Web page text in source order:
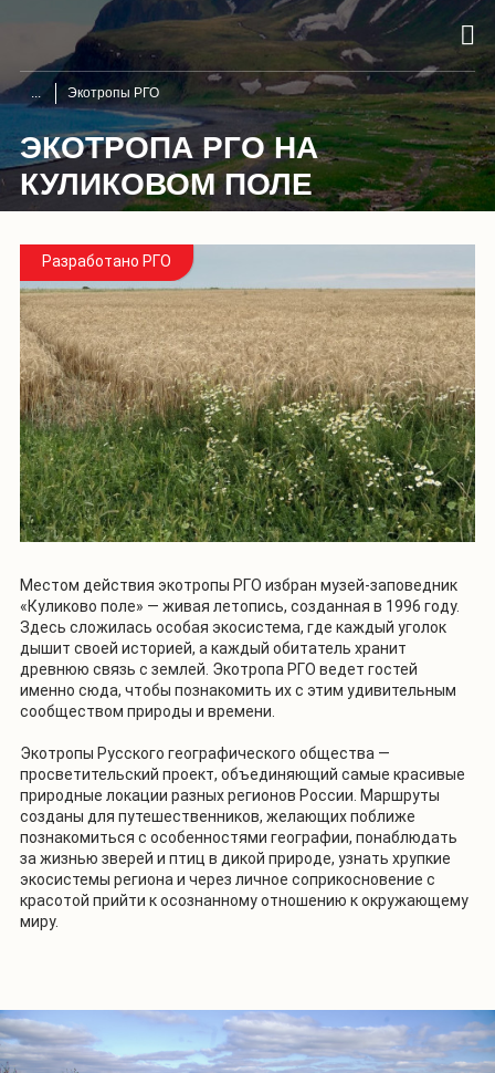
Экотропы РГО
ЭКОТРОПА РГО НА
КУЛИКОВОМ ПОЛЕ
Разработано РГО
Местом действия экотропы РГО избран музей-заповедник
«Куликово поле» — живая летопись, созданная в 1996 году.
Здесь сложилась особая экосистема, где каждый уголок
дышит своей историей, а каждый обитатель хранит
древнюю связь с землей. Экотропа РГО ведет гостей
именно сюда, чтобы познакомить их с этим удивительным
сообществом природы и времени.
Экотропы Русского географического общества —
просветительский проект, объединяющий самые красивые
природные локации разных регионов России. Маршруты
созданы для путешественников, желающих поближе
познакомиться с особенностями географии, понаблюдать
за жизнью зверей и птиц в дикой природе, узнать хрупкие
экосистемы региона и через личное соприкосновение с
красотой прийти к осознанному отношению к окружающему
миру.